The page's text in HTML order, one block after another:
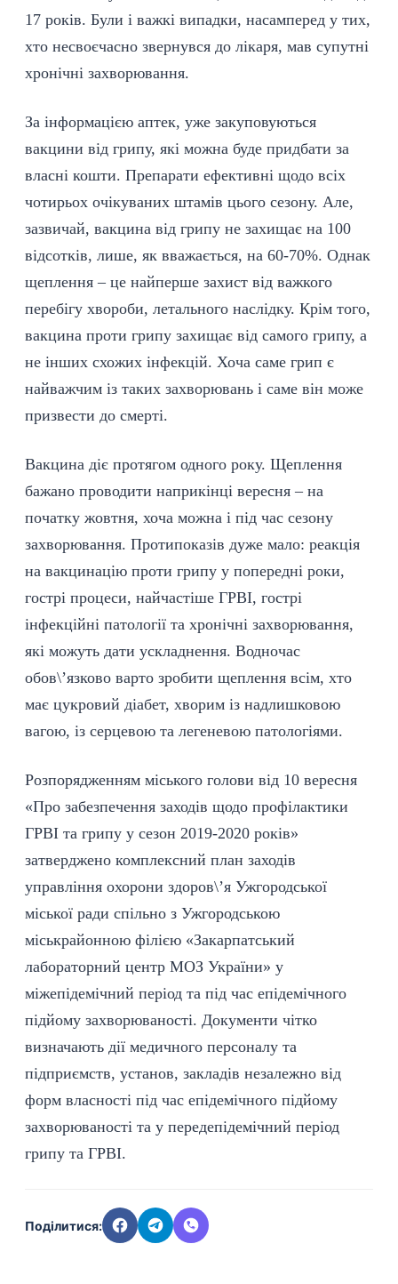
17 років. Були і важкі випадки, насамперед у тих,
хто несвоєчасно звернувся до лікаря, мав супутні
хронічні захворювання.
За інформацією аптек, уже закуповуються
вакцини від грипу, які можна буде придбати за
власні кошти. Препарати ефективні щодо всіх
чотирьох очікуваних штамів цього сезону. Але,
зазвичай, вакцина від грипу не захищає на 100
відсотків, лише, як вважається, на 60-70%. Однак
щеплення – це найперше захист від важкого
перебігу хвороби, летального наслідку. Крім того,
вакцина проти грипу захищає від самого грипу, а
не інших схожих інфекцій. Хоча саме грип є
найважчим із таких захворювань і саме він може
призвести до смерті.
Вакцина діє протягом одного року. Щеплення
бажано проводити наприкінці вересня – на
початку жовтня, хоча можна і під час сезону
захворювання. Протипоказів дуже мало: реакція
на вакцинацію проти грипу у попередні роки,
гострі процеси, найчастіше ГРВІ, гострі
інфекційні патології та хронічні захворювання,
які можуть дати ускладнення. Водночас
обов\’язково варто зробити щеплення всім, хто
має цукровий діабет, хворим із надлишковою
вагою, із серцевою та легеневою патологіями.
Розпорядженням міського голови від 10 вересня
«Про забезпечення заходів щодо профілактики
ГРВІ та грипу у сезон 2019-2020 років»
затверджено комплексний план заходів
управління охорони здоров\’я Ужгородської
міської ради спільно з Ужгородською
міськрайонною філією «Закарпатський
лабораторний центр МОЗ України» у
міжепідемічний період та під час епідемічного
підйому захворюваності. Документи чітко
визначають дії медичного персоналу та
підприємств, установ, закладів незалежно від
форм власності під час епідемічного підйому
захворюваності та у передепідемічний період
грипу та ГРВІ.
Поділитися: